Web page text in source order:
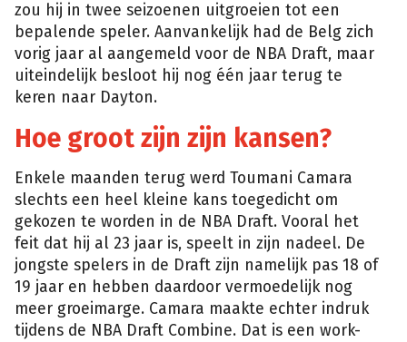
zou hij in twee seizoenen uitgroeien tot een
bepalende speler. Aanvankelijk had de Belg zich
vorig jaar al aangemeld voor de NBA Draft, maar
uiteindelijk besloot hij nog één jaar terug te
keren naar Dayton.
Hoe groot zijn zijn kansen?
Enkele maanden terug werd Toumani Camara
slechts een heel kleine kans toegedicht om
gekozen te worden in de NBA Draft. Vooral het
feit dat hij al 23 jaar is, speelt in zijn nadeel. De
jongste spelers in de Draft zijn namelijk pas 18 of
19 jaar en hebben daardoor vermoedelijk nog
meer groeimarge. Camara maakte echter indruk
tijdens de NBA Draft Combine. Dat is een work-